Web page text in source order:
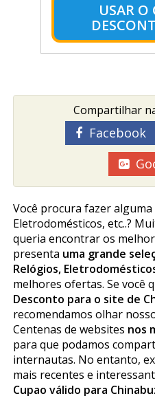
USAR O
Compartilhar
Facebook
Você procura fazer alguma
Eletrodomésticos, etc..?
queria encontrar os
presenta uma grande
Relógios,
melhores ofertas. Se você
Desconto para o site de
recomendamos olhar
Centenas de websites nos
para que podamos
internautas. No entanto,
mais recentes e
Cupao válido para